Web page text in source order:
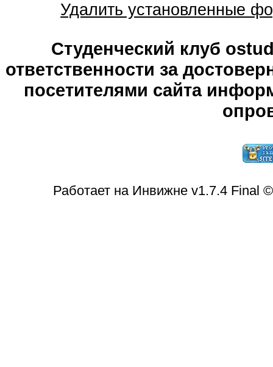
Удалить установленные
Студенческий клуб
ответственности за
посетителями сайта
Работает на Инвижне v1.7.4 Final